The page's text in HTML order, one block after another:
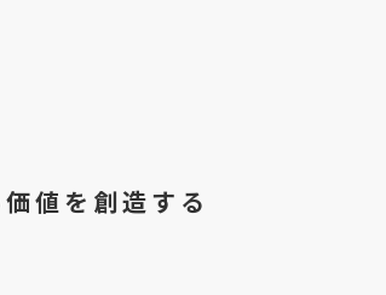
値を創造する